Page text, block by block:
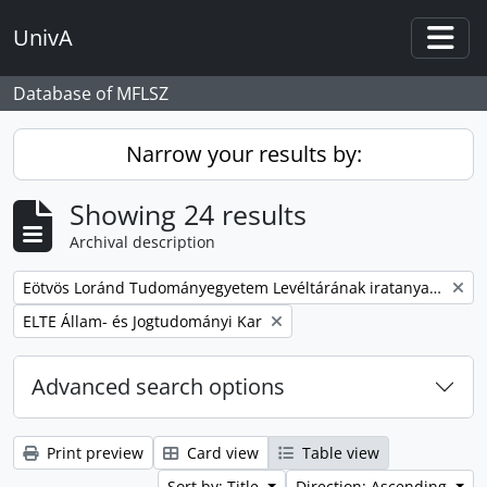
UnivA
Database of MFLSZ
Narrow your results by:
Showing 24 results
Archival description
Remove filter:
Eötvös Loránd Tudományegyetem Levéltárának iratanyaga
Remove filter:
ELTE Állam- és Jogtudományi Kar
Advanced search options
Print preview Card view
Table view